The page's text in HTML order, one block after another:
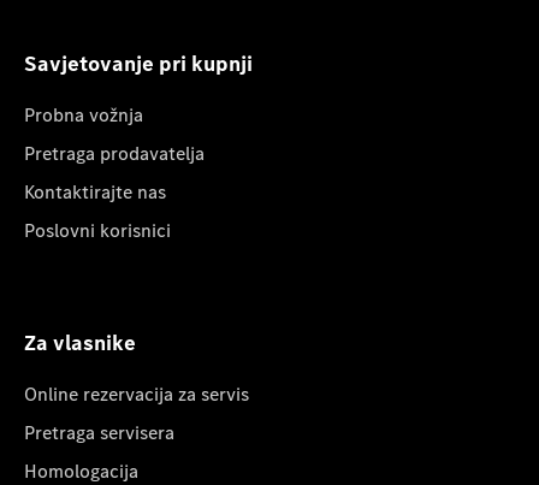
Savjetovanje pri kupnji
Probna vožnja
Pretraga prodavatelja
Kontaktirajte nas
Poslovni korisnici
Za vlasnike
Online rezervacija za servis
Pretraga servisera
Homologacija